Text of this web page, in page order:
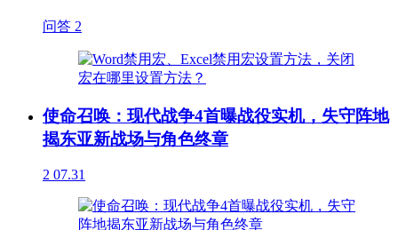
问答 2
使命召唤：现代战争4首曝战役实机，失守阵地
揭东亚新战场与角色终章
2 07.31